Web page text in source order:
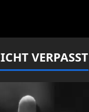
VERPASST